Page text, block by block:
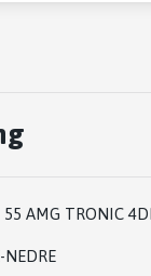
55 AMG TRONIC
NEDRE